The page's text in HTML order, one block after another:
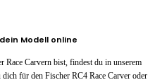
Modell online
Race Carvern bist, findest du in unserem
für den Fischer RC4 Race Carver oder